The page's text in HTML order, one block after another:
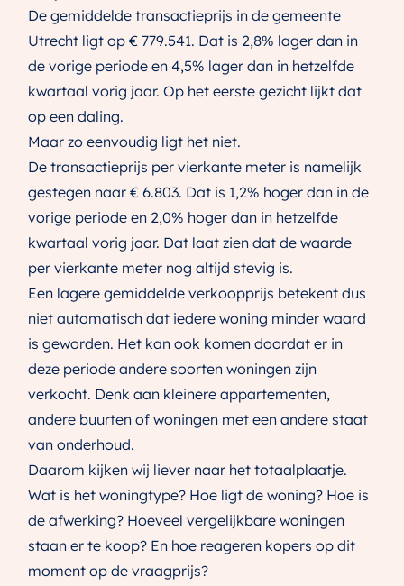
De gemiddelde transactieprijs in de gemeente
Utrecht ligt op € 779.541. Dat is 2,8% lager dan in
de vorige periode en 4,5% lager dan in hetzelfde
kwartaal vorig jaar. Op het eerste gezicht lijkt dat
op een daling.
Maar zo eenvoudig ligt het niet.
De transactieprijs per vierkante meter is namelijk
gestegen naar € 6.803. Dat is 1,2% hoger dan in de
vorige periode en 2,0% hoger dan in hetzelfde
kwartaal vorig jaar. Dat laat zien dat de waarde
per vierkante meter nog altijd stevig is.
Een lagere gemiddelde verkoopprijs betekent dus
niet automatisch dat iedere woning minder waard
is geworden. Het kan ook komen doordat er in
deze periode andere soorten woningen zijn
verkocht. Denk aan kleinere appartementen,
andere buurten of woningen met een andere staat
van onderhoud.
Daarom kijken wij liever naar het totaalplaatje.
Wat is het woningtype? Hoe ligt de woning? Hoe is
de afwerking? Hoeveel vergelijkbare woningen
staan er te koop? En hoe reageren kopers op dit
moment op de vraagprijs?